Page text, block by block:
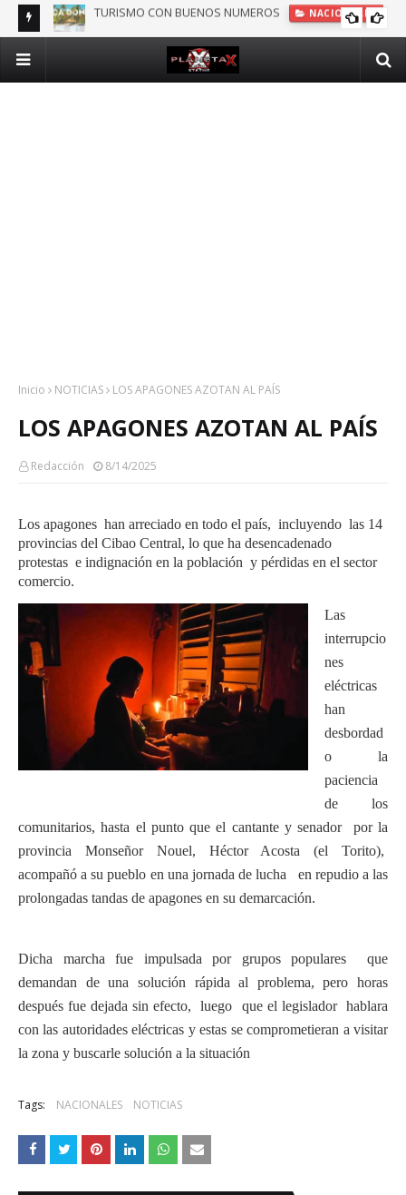
DOMINICANOS DEPENDIENTES DE SEGURO PÚBLICO EN N.Y.
INTERNACIONALES
Inicio NOTICIAS LOS APAGONES AZOTAN AL PAÍS
LOS APAGONES AZOTAN AL PAÍS
Redacción 8/14/2025
Los apagones han arreciado en todo el país, incluyendo las 14
provincias del Cibao Central, lo que ha desencadenado
protestas e indignación en la población y pérdidas en el sector
comercio.
Las
interrupcio
nes
eléctricas
han
desbordad
o la
paciencia
de los
comunitarios, hasta el punto que el cantante y senador por la
provincia Monseñor Nouel, Héctor Acosta (el Torito),
acompañó a su pueblo en una jornada de lucha en repudio a las
prolongadas tandas de apagones en su demarcación.
Dicha marcha fue impulsada por grupos populares que
demandan de una solución rápida al problema, pero horas
después fue dejada sin efecto, luego que el legislador hablara
con las autoridades eléctricas y estas se comprometieran a visitar
la zona y buscarle solución a la situación
Tags: NACIONALES NOTICIAS